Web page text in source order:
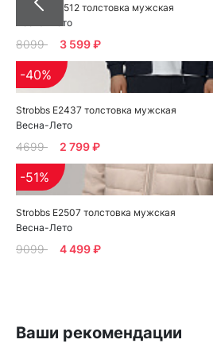
Strobbs E2512 толстовка мужская
Весна-Лето
8099 3 599 ₽
Strobbs E2437 толстовка мужская
Весна-Лето
-40%
4699 2 799 ₽
Strobbs E2507 толстовка мужская
Весна-Лето
-51%
9099 4 499 ₽
Ваши рекомендации